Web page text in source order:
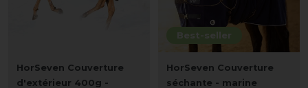
HorSeven Couverture
d'extérieur 400g -
Best-seller
HorSeven Couverture
séchante - marine